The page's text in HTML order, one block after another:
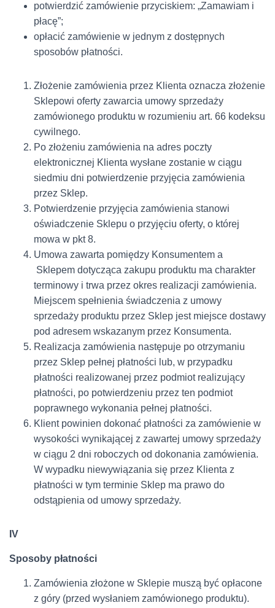
potwierdzić zamówienie przyciskiem: „Zamawiam i
płacę”;
opłacić zamówienie w jednym z dostępnych
sposobów płatności.
Złożenie zamówienia przez Klienta oznacza złożenie
Sklepowi oferty zawarcia umowy sprzedaży
zamówionego produktu w rozumieniu art. 66 kodeksu
cywilnego.
Po złożeniu zamówienia na adres poczty
elektronicznej Klienta wysłane zostanie w ciągu
siedmiu dni potwierdzenie przyjęcia zamówienia
przez Sklep.
Potwierdzenie przyjęcia zamówienia stanowi
oświadczenie Sklepu o przyjęciu oferty, o której
mowa w pkt 8.
Umowa zawarta pomiędzy Konsumentem a
Sklepem dotycząca zakupu produktu ma charakter
terminowy i trwa przez okres realizacji zamówienia.
Miejscem spełnienia świadczenia z umowy
sprzedaży produktu przez Sklep jest miejsce dostawy
pod adresem wskazanym przez Konsumenta.
Realizacja zamówienia następuje po otrzymaniu
przez Sklep pełnej płatności lub, w przypadku
płatności realizowanej przez podmiot realizujący
płatności, po potwierdzeniu przez ten podmiot
poprawnego wykonania pełnej płatności.
Klient powinien dokonać płatności za zamówienie w
wysokości wynikającej z zawartej umowy sprzedaży
w ciągu 2 dni roboczych od dokonania zamówienia.
W wypadku niewywiązania się przez Klienta z
płatności w tym terminie Sklep ma prawo do
odstąpienia od umowy sprzedaży.
IV
Sposoby płatności
Zamówienia złożone w Sklepie muszą być opłacone
z góry (przed wysłaniem zamówionego produktu).